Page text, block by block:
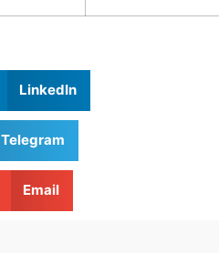
LinkedIn
Telegram
Email